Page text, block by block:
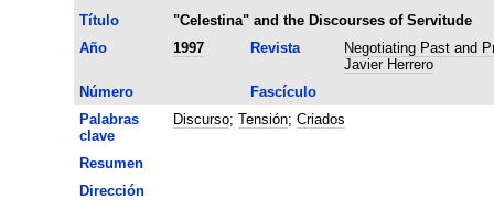
Título
"Celestina" and the Discourses of Servitude
Año
1997 Revista
Negotiating Past and
Javier Herrero
Número
Fascículo
Palabras
clave
Discurso; Tensión; Criados
Resumen
Dirección